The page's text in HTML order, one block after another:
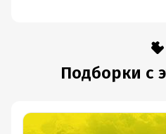
Подборки с